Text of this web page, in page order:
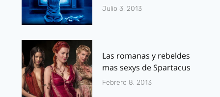
Julio 3, 2013
Las romanas y rebeldes
mas sexys de Spartacus
Febrero 8, 2013